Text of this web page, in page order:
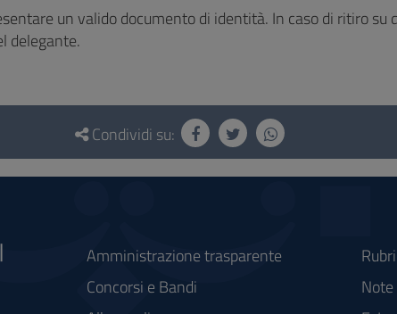
un valido documento di identità. In caso di ritiro su
delegante.
Condividi su:
Amministrazione trasparente
Concorsi e Bandi